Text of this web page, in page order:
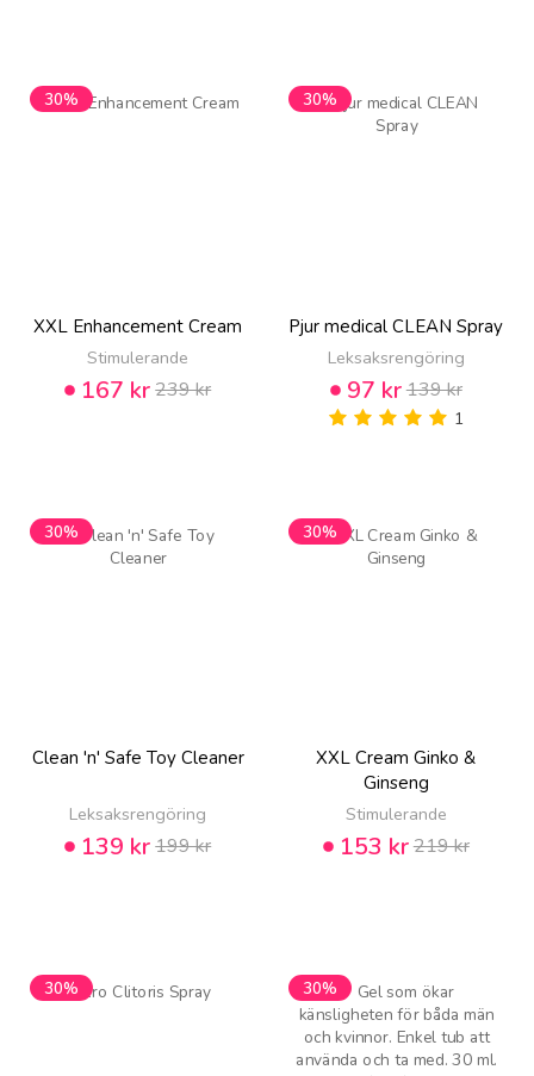
30%
XXL Enhancement Cream
Stimulerande
167 kr239 kr
30%
Pjur medical CLEAN Spray
Leksaksrengöring
97 kr139 kr
1
30%
Clean 'n' Safe Toy Cleaner
Leksaksrengöring
139 kr199 kr
30%
XXL Cream Ginko &
Ginseng
Stimulerande
153 kr219 kr
30% 30%